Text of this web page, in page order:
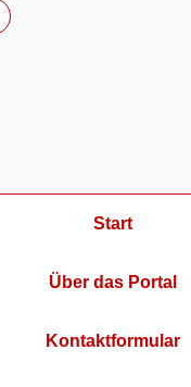
Start
Über das Portal
Kontaktformular